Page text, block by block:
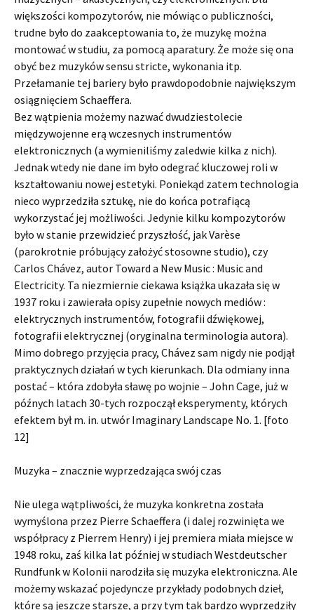
większości kompozytorów, nie mówiąc o publiczności,
trudne było do zaakceptowania to, że muzykę można
montować w studiu, za pomocą aparatury. Że może się ona
obyć bez muzyków sensu stricte, wykonania itp.
Przełamanie tej bariery było prawdopodobnie największym
osiągnięciem Schaeffera.
Bez wątpienia możemy nazwać dwudziestolecie
międzywojenne erą wczesnych instrumentów
elektronicznych (a wymieniliśmy zaledwie kilka z nich).
Jednak wtedy nie dane im było odegrać kluczowej roli w
kształtowaniu nowej estetyki. Poniekąd zatem technologia
nieco wyprzedziła sztukę, nie do końca potrafiącą
wykorzystać jej możliwości. Jedynie kilku kompozytorów
było w stanie przewidzieć przyszłość, jak Varèse
(parokrotnie próbujący założyć stosowne studio), czy
Carlos Chávez, autor Toward a New Music : Music and
Electricity. Ta niezmiernie ciekawa książka ukazała się w
1937 roku i zawierała opisy zupełnie nowych mediów :
elektrycznych instrumentów, fotografii dźwiękowej,
fotografii elektrycznej (oryginalna terminologia autora).
Mimo dobrego przyjęcia pracy, Chávez sam nigdy nie podjął
praktycznych działań w tych kierunkach. Dla odmiany inna
postać – która zdobyła sławę po wojnie – John Cage, już w
późnych latach 30-tych rozpoczął eksperymenty, których
efektem był m. in. utwór Imaginary Landscape No. 1. [foto
12]
Muzyka – znacznie wyprzedzająca swój czas
Nie ulega wątpliwości, że muzyka konkretna została
wymyślona przez Pierre Schaeffera (i dalej rozwinięta we
współpracy z Pierrem Henry) i jej premiera miała miejsce w
1948 roku, zaś kilka lat później w studiach Westdeutscher
Rundfunk w Kolonii narodziła się muzyka elektroniczna. Ale
możemy wskazać pojedyncze przykłady podobnych dzieł,
które są jeszcze starsze, a przy tym tak bardzo wyprzedziły